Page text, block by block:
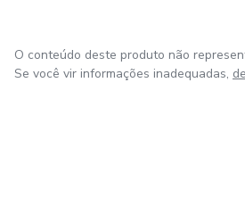
O conteúdo deste produto não
Se você vir informações inadequadas,